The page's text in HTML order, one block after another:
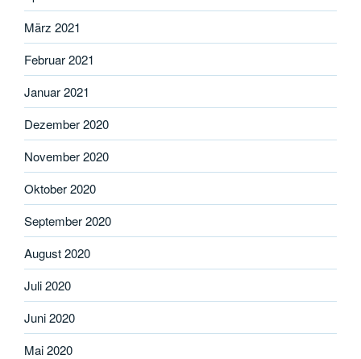
März 2021
Februar 2021
Januar 2021
Dezember 2020
November 2020
Oktober 2020
September 2020
August 2020
Juli 2020
Juni 2020
Mai 2020